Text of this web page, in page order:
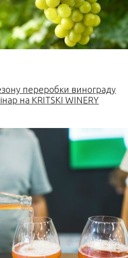
переробки винограду
на KRITSKI WINERY